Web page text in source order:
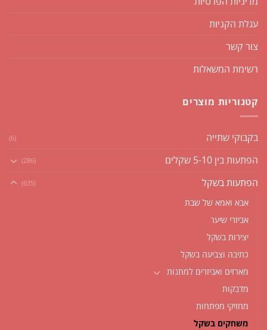
עגלת הקניות
צור קשר
רשימת המשאלות
קטגוריות מוצרים
בקבוקי שתייה (6)
הפתעות בין 5-10 שקלים (286)
הפתעות בשקל (635)
אבא ואמא של שבת
אביזרי שיער
יצירות בשקל
כתיבה וצביעה בשקל
מארזים ואביזרים למתנות
מדבקות
מחזיקי מפתחות
משחקים בשקל